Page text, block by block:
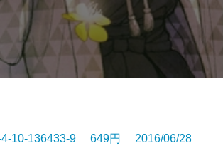
10-136433-9 649円 2016/06/28